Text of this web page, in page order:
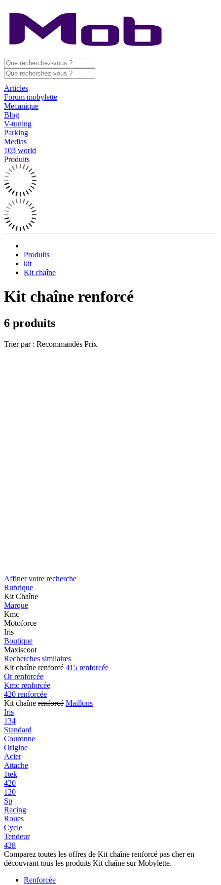
Articles
Forum mobylette
Mecanique
Blog
V-tuning
Parking
Medias
103 world
Produits
Produits
kit
Kit chaîne
Kit chaîne renforcé
6 produits
Trier par : Recommandés Prix
Affiner votre recherche
Rubrique
Kit Chaîne
Marque
Kmc
Motoforce
Iris
Boutique
Maxiscoot
Recherches similaires
Kit chaîne renforcé 415 renforcée
Or renforcée
Kmc renforcée
420 renforcée
Kit chaîne renforcé Maillons
Iris
134
Standard
Couronne
Origine
Acier
Attache
1tek
420
120
Sp
Racing
Roues
Cycle
Tendeur
428
Comparez toutes les offres de Kit chaîne renforcé pas cher en
découvrant tous les produits Kit chaîne sur Mobylette.
Renforcée